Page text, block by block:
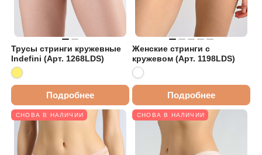
Трусы стринги кружевные
Indefini (Арт. 1268LDS)
Подробнее
Женские стринги с
кружевом (Арт. 1198LDS)
Подробнее
СНОВА В НАЛИЧИИ СНОВА В НАЛИЧИИ